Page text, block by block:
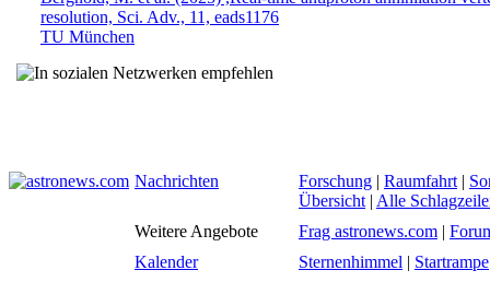
resolution, Sci. Adv., 11, eads1176
TU München
Nachrichten Forschung | Raumfahrt |
Übersicht | Alle
Weitere Angebote
Frag astronews.com |
Kalender
Sternenhimmel | Startrampe